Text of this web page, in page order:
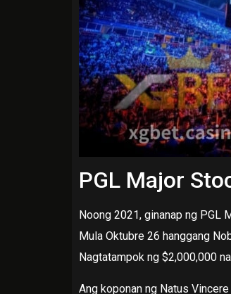
PGL Major
Noong 2021, ginanap ng PGL
Mula Oktubre 26 hanggang
Nagtatampok ng $2,000,000
Ang koponan ng Natus